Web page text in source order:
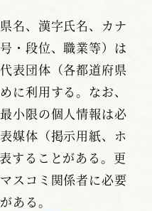
名、漢字氏名、カナ
・段位、職業等）は
表団体（各都道府県
に利用する。なお、
小限の個人情報は必
媒体（掲示用紙、ホ
することがある。更
スコミ関係者に必要
ある。